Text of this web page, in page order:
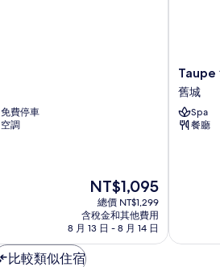
免費停車
空調
現
在
價
格
為
NT$1,095
總價 NT$1,299
含稅金和其他費用
8 月 13 日 - 8 月 14 日
Taupe
飯
店
舊
城
Taupe
舊城
Spa
餐廳
比較類似住宿